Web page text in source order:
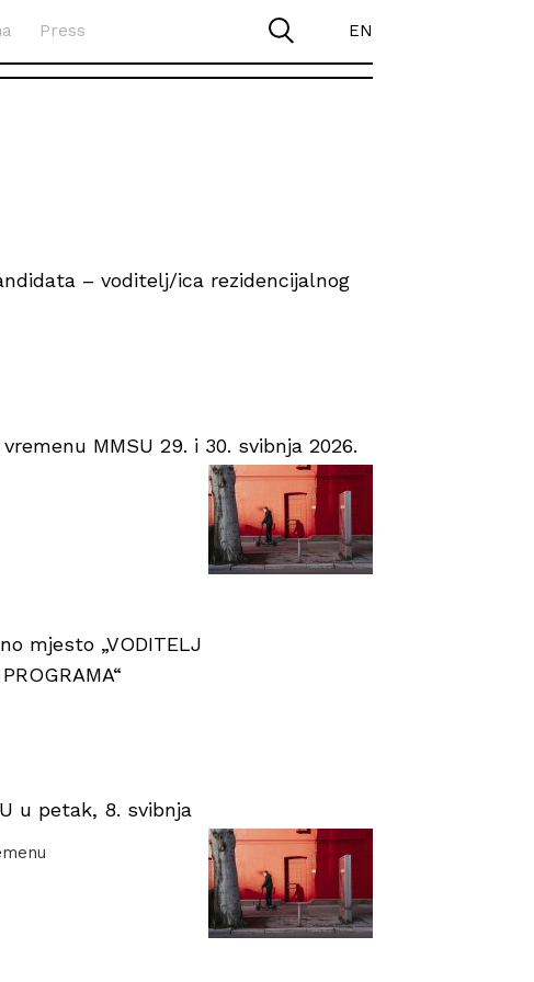
Press EN
– voditelj/ica rezidencijalnog
MMSU 29. i 30. svibnja 2026.
mjesto „VODITELJ
u petak, 8. svibnja